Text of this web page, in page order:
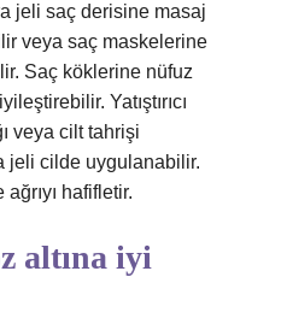
jeli saç derisine masaj
veya saç maskelerine
Saç köklerine nüfuz
Yatıştırıcı
veya cilt tahrişi
jeli cilde uygulanabilir.
ağrıyı hafifletir.
altına iyi